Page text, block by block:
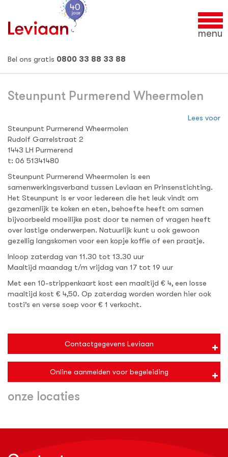
Bel ons gratis 0800 33 88 33 88
menu
onze locaties
Steunpunt Purmerend Wheermolen
Lees voor
Steunpunt Purmerend Wheermolen
Rudolf Garrelstraat 2
1443 LH Purmerend
t: 06 51341480
Steunpunt Purmerend Wheermolen is een
samenwerkingsverband tussen Leviaan en Prinsenstichting.
Het Steunpunt is er voor iedereen die het leuk vindt om
gezamenlijk te koken en eten, behoefte heeft om samen
bijvoorbeeld moeilijke post door te nemen of vragen heeft
over lastige onderwerpen. Natuurlijk kunt u ook gewoon
gezellig langskomen voor een kopje koffie of een praatje.
Inloop zaterdag van 11.30 tot 13.30 uur
Maaltijd maandag t/m vrijdag van 17 tot 19 uur
Met een 10-strippenkaart kost een maaltijd € 4, een losse
maaltijd kost € 4,50. Op zaterdag worden worden hier ook
tosti’s en verse soep voor € 1 verkocht.
Contactgegevens Leviaan
Online aanmelden voor begeleiding